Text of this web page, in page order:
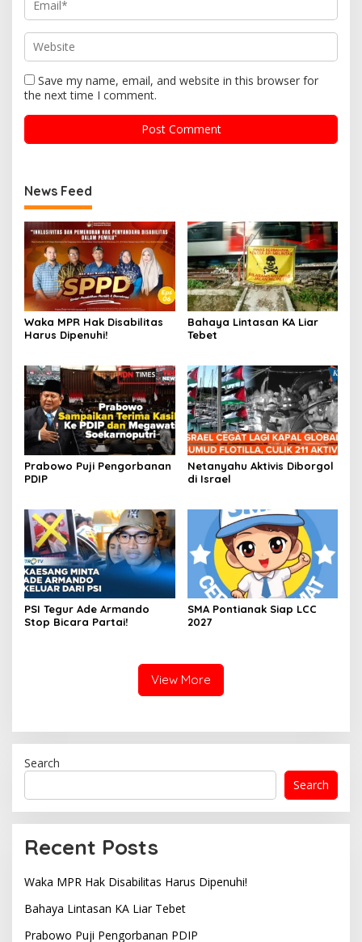
Save my name, email, and website in this browser for
the next time I comment.
News Feed
Waka MPR Hak Disabilitas
Harus Dipenuhi!
Bahaya Lintasan KA Liar
Tebet
Prabowo Puji Pengorbanan
PDIP
Netanyahu Aktivis Diborgol
di Israel
PSI Tegur Ade Armando
Stop Bicara Partai!
SMA Pontianak Siap LCC
2027
View More
Search
Search
Recent Posts
Waka MPR Hak Disabilitas Harus Dipenuhi!
Bahaya Lintasan KA Liar Tebet
Prabowo Puji Pengorbanan PDIP